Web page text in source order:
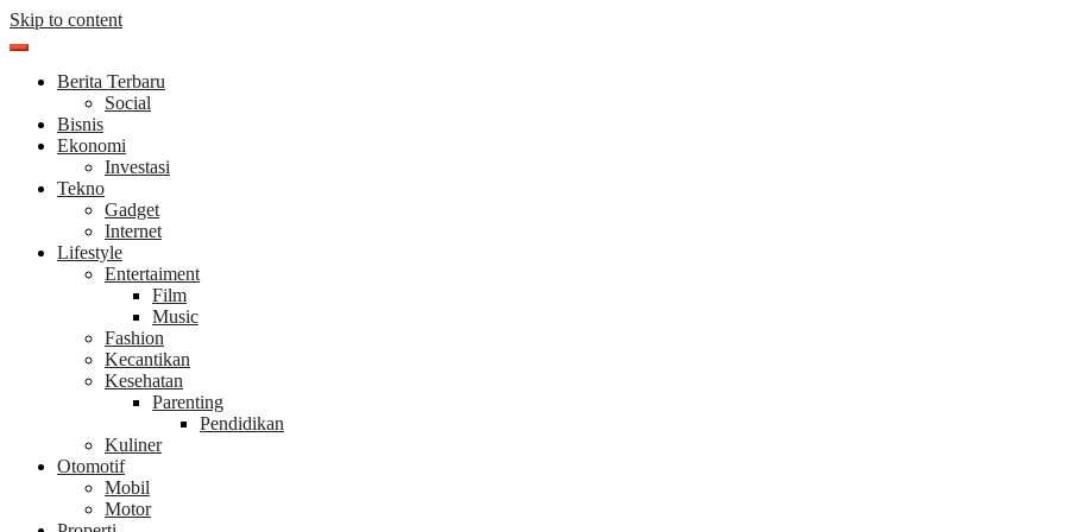
Skip to content
Berita Terbaru
Social
Bisnis
Ekonomi
Investasi
Tekno
Gadget
Internet
Lifestyle
Entertaiment
Film
Music
Fashion
Kecantikan
Kesehatan
Parenting
Pendidikan
Kuliner
Otomotif
Mobil
Motor